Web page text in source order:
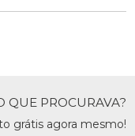
QUE PROCURAVA?
grátis agora mesmo!